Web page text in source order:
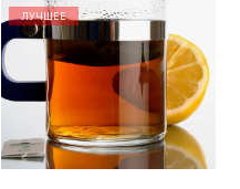
ЛУЧШЕЕ